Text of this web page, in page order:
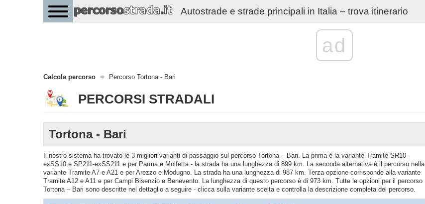
Autostrade e strade principali in Italia – trova itinerario
ad
Calcola percorso Percorso Tortona - Bari
PERCORSI STRADALI
Tortona - Bari
Il nostro sistema ha trovato le 3 migliori varianti di passaggio sul percorso Tortona – Bari. La prima è la variante Tramite SR10-
exSS10 e SP211-exSS211 e per Parma e Molfetta - la strada ha una lunghezza di 899 km. La seconda alternativa è il percorso nella
variante Tramite A7 e A21 e per Arezzo e Modugno. La strada ha una lunghezza di 987 km. Terza opzione corrisponde alla variante
Tramite A12 e A11 e per Campi Bisenzio e Benevento. La lunghezza di questo percorso è di 973 km. Tutte le opzioni per il percorso
Tortona – Bari sono descritte nel dettaglio a seguire - clicca sulla variante scelta e controlla la descrizione completa del percorso.